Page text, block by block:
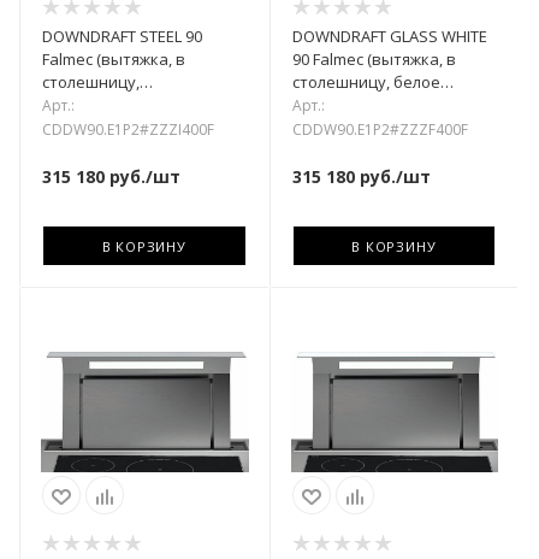
DOWNDRAFT STEEL 90
Falmec (вытяжка, в
столешницу,
нержавеющая сталь)
Арт.:
CDDW90.E1P2#ZZZI400F
315 180 руб./шт
В КОРЗИНУ
DOWNDRAFT GLASS WHITE
90 Falmec (вытяжка, в
столешницу, белое
стекло)
Арт.:
CDDW90.E1P2#ZZZF400F
315 180руб./шт
В КОРЗИНУ